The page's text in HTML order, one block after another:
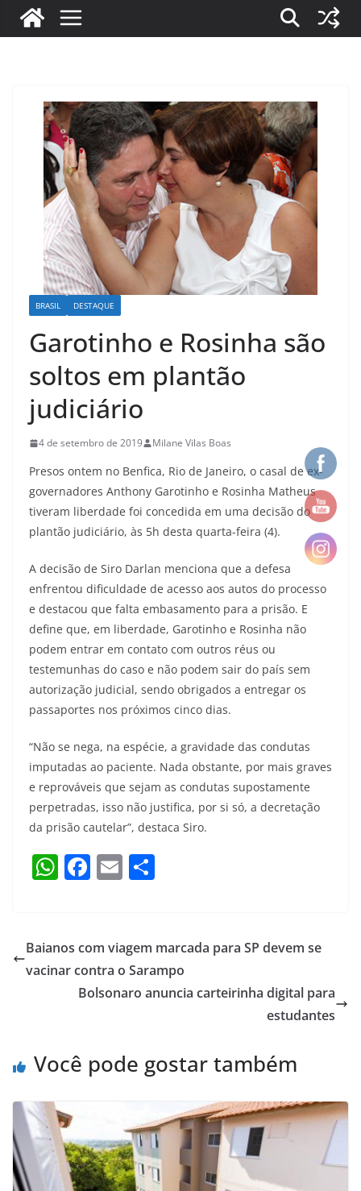
BRASIL DESTAQUE
Garotinho e Rosinha são
soltos em plantão
judiciário
4 de setembro de 2019 Milane Vilas Boas
Presos ontem no Benfica, Rio de Janeiro, o casal de ex-
governadores Anthony Garotinho e Rosinha Matheus
tiveram liberdade foi concedida em uma decisão do
plantão judiciário, às 5h desta quarta-feira (4).
A decisão de Siro Darlan menciona que a defesa
enfrentou dificuldade de acesso aos autos do processo
e destacou que falta embasamento para a prisão. E
define que, em liberdade, Garotinho e Rosinha não
podem entrar em contato com outros réus ou
testemunhas do caso e não podem sair do país sem
autorização judicial, sendo obrigados a entregar os
passaportes nos próximos cinco dias.
“Não se nega, na espécie, a gravidade das condutas
imputadas ao paciente. Nada obstante, por mais graves
e reprováveis que sejam as condutas supostamente
perpetradas, isso não justifica, por si só, a decretação
da prisão cautelar”, destaca Siro.
W
s
A
F
e
b
o
E
l e
Baianos com viagem marcada para SP devem se
vacinar contra o Sarampo
Bolsonaro anuncia carteirinha digital para
estudantes
Você pode gostar também